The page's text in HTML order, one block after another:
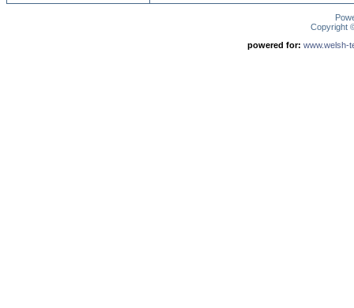
Copyright
powered for: www.welsh-